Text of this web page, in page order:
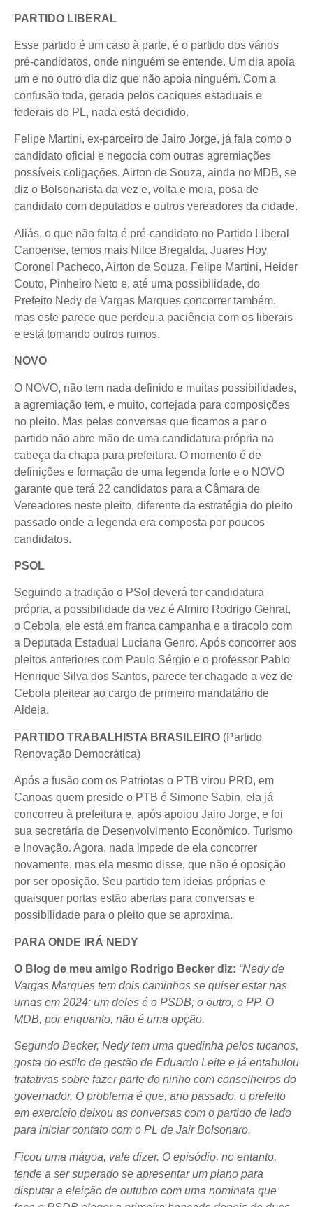
PARTIDO LIBERAL
Esse partido é um caso à parte, é o partido dos vários
pré-candidatos, onde ninguém se entende. Um dia apoia
um e no outro dia diz que não apoia ninguém. Com a
confusão toda, gerada pelos caciques estaduais e
federais do PL, nada está decidido.
Felipe Martini, ex-parceiro de Jairo Jorge, já fala como o
candidato oficial e negocia com outras agremiações
possíveis coligações. Airton de Souza, ainda no MDB, se
diz o Bolsonarista da vez e, volta e meia, posa de
candidato com deputados e outros vereadores da cidade.
Aliás, o que não falta é pré-candidato no Partido Liberal
Canoense, temos mais Nilce Bregalda, Juares Hoy,
Coronel Pacheco, Airton de Souza, Felipe Martini, Heider
Couto, Pinheiro Neto e, até uma possibilidade, do
Prefeito Nedy de Vargas Marques concorrer também,
mas este parece que perdeu a paciência com os liberais
e está tomando outros rumos.
NOVO
O NOVO, não tem nada definido e muitas possibilidades,
a agremiação tem, e muito, cortejada para composições
no pleito. Mas pelas conversas que ficamos a par o
partido não abre mão de uma candidatura própria na
cabeça da chapa para prefeitura. O momento é de
definições e formação de uma legenda forte e o NOVO
garante que terá 22 candidatos para a Câmara de
Vereadores neste pleito, diferente da estratégia do pleito
passado onde a legenda era composta por poucos
candidatos.
PSOL
Seguindo a tradição o PSol deverá ter candidatura
própria, a possibilidade da vez é Almiro Rodrigo Gehrat,
o Cebola, ele está em franca campanha e a tiracolo com
a Deputada Estadual Luciana Genro. Após concorrer aos
pleitos anteriores com Paulo Sérgio e o professor Pablo
Henrique Silva dos Santos, parece ter chagado a vez de
Cebola pleitear ao cargo de primeiro mandatário de
Aldeia.
PARTIDO TRABALHISTA BRASILEIRO (Partido
Renovação Democrática)
Após a fusão com os Patriotas o PTB virou PRD, em
Canoas quem preside o PTB é Simone Sabin, ela já
concorreu à prefeitura e, após apoiou Jairo Jorge, e foi
sua secretária de Desenvolvimento Econômico, Turismo
e Inovação. Agora, nada impede de ela concorrer
novamente, mas ela mesmo disse, que não é oposição
por ser oposição. Seu partido tem ideias próprias e
quaisquer portas estão abertas para conversas e
possibilidade para o pleito que se aproxima.
PARA ONDE IRÁ NEDY
O Blog de meu amigo Rodrigo Becker diz: “Nedy de
Vargas Marques tem dois caminhos se quiser estar nas
urnas em 2024: um deles é o PSDB; o outro, o PP. O
MDB, por enquanto, não é uma opção.
Segundo Becker, Nedy tem uma quedinha pelos tucanos,
gosta do estilo de gestão de Eduardo Leite e já entabulou
tratativas sobre fazer parte do ninho com conselheiros do
governador. O problema é que, ano passado, o prefeito
em exercício deixou as conversas com o partido de lado
para iniciar contato com o PL de Jair Bolsonaro.
Ficou uma mágoa, vale dizer. O episódio, no entanto,
tende a ser superado se apresentar um plano para
disputar a eleição de outubro com uma nominata que